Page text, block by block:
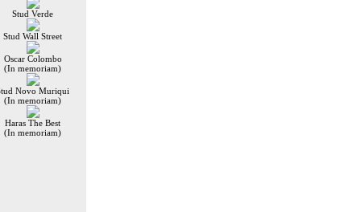
Stud Verde
Stud Wall Street
Oscar Colombo
(In memoriam)
Novo Muriqui
(In memoriam)
Haras The Best
(In memoriam)